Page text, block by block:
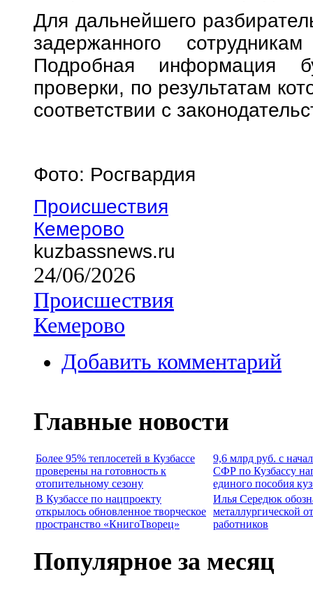
Для дальнейшего
задержанного
Подробная информация
проверки, по результатам
соответствии с
Фото: Росгвардия
Происшествия
Кемерово
kuzbassnews.ru
24/06/2026
Происшествия
Кемерово
Добавить комментарий
Главные новости
Более 95% теплосетей в Кузбассе
проверены на готовность к
отопительному сезону
9,6 млрд руб. с
СФР по Кузбассу
единого пособия
В Кузбассе по нацпроекту
открылось обновленное творческое
пространство «КнигоТворец»
Илья Середюк
металлургической
работников
Популярное за месяц